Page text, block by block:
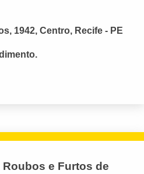
1942, Centro, Recife - PE
e Furtos de